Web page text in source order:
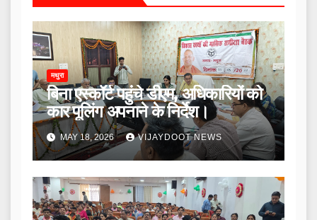
मथुरा
बिना एस्कॉर्ट पहुंचे डीएम, अधिकारियों को
कार पूलिंग अपनाने के निर्देश।
MAY 18, 2026 VIJAYDOOT NEWS